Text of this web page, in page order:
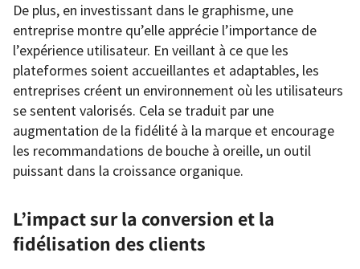
De plus, en investissant dans le graphisme, une
entreprise montre qu’elle apprécie l’importance de
l’expérience utilisateur. En veillant à ce que les
plateformes soient accueillantes et adaptables, les
entreprises créent un environnement où les utilisateurs
se sentent valorisés. Cela se traduit par une
augmentation de la fidélité à la marque et encourage
les recommandations de bouche à oreille, un outil
puissant dans la croissance organique.
L’impact sur la conversion et la
fidélisation des clients